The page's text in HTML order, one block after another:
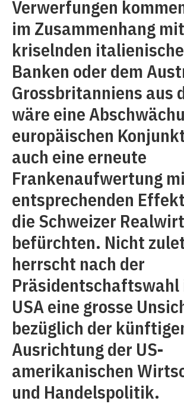
Verwerfungen
im Zusammenhang
kriselnden
Banken oder dem
Grossbritanniens aus
wäre eine
europäischen
auch eine erneute
Frankenaufwertung
entsprechenden
die Schweizer
befürchten. Nicht
herrscht nach der
Präsidentschaftswahl
USA eine grosse
bezüglich der
Ausrichtung der US-
amerikanischen
und Handelspolitik.